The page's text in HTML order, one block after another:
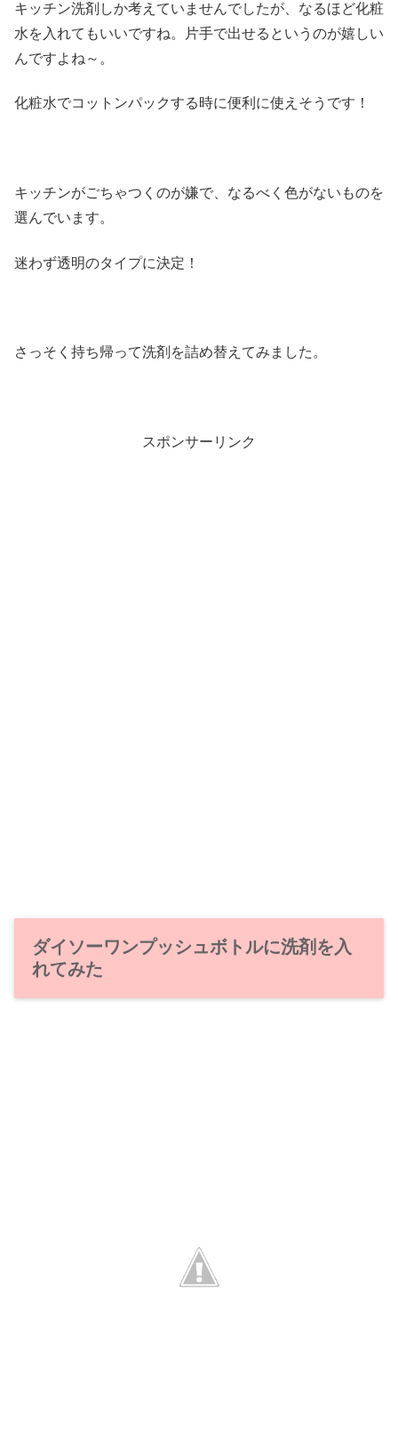
キッチン洗剤しか考えていませんでしたが、なるほど化粧
水を入れてもいいですね。片手で出せるというのが嬉しい
んですよね～。
化粧水でコットンパックする時に便利に使えそうです！
キッチンがごちゃつくのが嫌で、なるべく色がないものを
選んでいます。
迷わず透明のタイプに決定！
さっそく持ち帰って洗剤を詰め替えてみました。
スポンサーリンク
ダイソーワンプッシュボトルに洗剤を入
れてみた